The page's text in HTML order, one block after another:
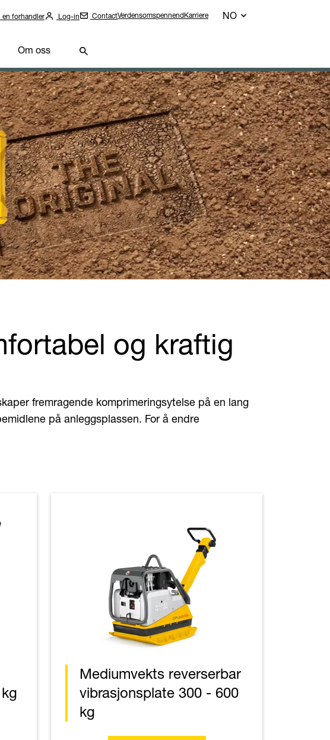
en forhandler Log-in ContactVerdensomspennendKarriere NO
Om oss
og kraftig
fremragende komprimeringsytelse på en lang
på anleggsplassen. For å endre
Mediumvekts reverserbar
vibrasjonsplate 300 - 600
kg